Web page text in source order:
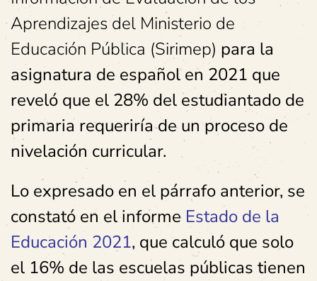
Aprendizajes del Ministerio de
Educación Pública (Sirimep) para la
asignatura de español en 2021 que
reveló que el 28% del estudiantado de
primaria requeriría de un proceso de
nivelación curricular.
Lo expresado en el párrafo anterior, se
constató en el informe Estado de la
Educación 2021, que calculó que solo
el 16% de las escuelas públicas tienen